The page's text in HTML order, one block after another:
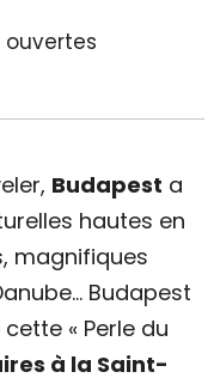
ouvertes
Budapest a
hautes en
magnifiques
Budapest
« Perle du
à la Saint-